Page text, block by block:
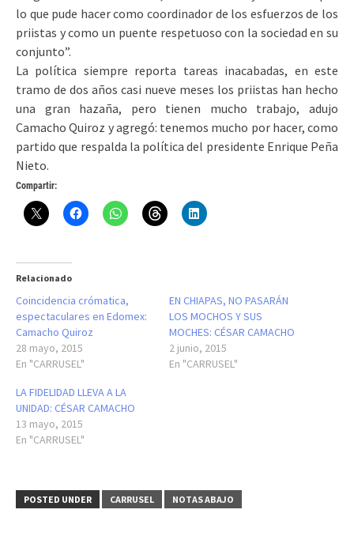
lo que pude hacer como coordinador de los esfuerzos de los
priistas y como un puente respetuoso con la sociedad en su
conjunto”.
La política siempre reporta tareas inacabadas, en este
tramo de dos años casi nueve meses los priistas han hecho
una gran hazaña, pero tienen mucho trabajo, adujo
Camacho Quiroz y agregó: tenemos mucho por hacer, como
partido que respalda la política del presidente Enrique Peña
Nieto.
Compartir:
Relacionado
Coincidencia crómatica,
espectaculares en Edomex:
Camacho Quiroz
28 mayo, 2015
En "CARRUSEL"
EN CHIAPAS, NO PASARÁN
LOS MOCHOS Y SUS
MOCHES: CÉSAR CAMACHO
2 junio, 2015
En "CARRUSEL"
LA FIDELIDAD LLEVA A LA
UNIDAD: CÉSAR CAMACHO
13 mayo, 2015
En "CARRUSEL"
POSTED UNDER CARRUSEL NOTAS ABAJO